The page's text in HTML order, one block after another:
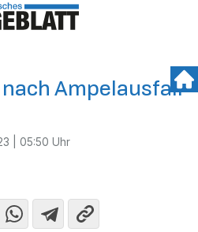
Ampelausfall
| 05:50 Uhr